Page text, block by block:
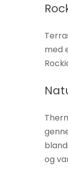
med
og
skal fungere
muligt under
dit besøg.
cookies,